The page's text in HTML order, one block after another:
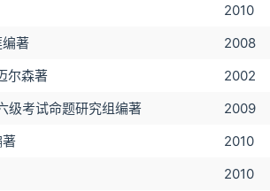
2010
著
2008
尔森著
2002
级考试命题研究组编著
2009
2010
2010